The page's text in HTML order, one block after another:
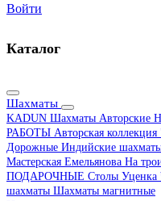
Войти
Каталог
Шахматы
KADUN Шахматы Авторские
РАБОТЫ Авторская
Дорожные Индийские
Мастерская Емельянова На
ПОДАРОЧНЫЕ Столы Уценка
шахматы Шахматы магнитные